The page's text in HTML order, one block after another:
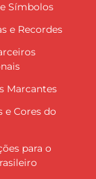
Símbolos
e Recordes
Marcantes
e Cores do
para o